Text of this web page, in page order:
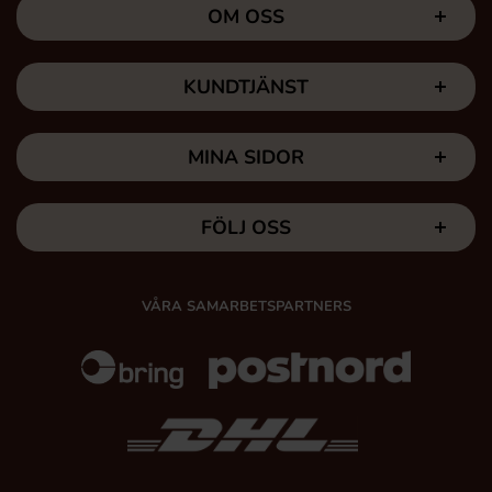
OM OSS
KUNDTJÄNST
MINA SIDOR
FÖLJ OSS
VÅRA SAMARBETSPARTNERS